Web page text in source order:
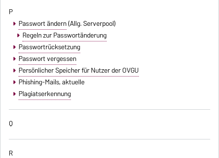
P
Passwort ändern(Allg. Serverpool)
Regeln zur Passwortänderung
Passwortrücksetzung
Passwort vergessen
Persönlicher Speicher für Nutzer der OVGU
Phishing-Mails, aktuelle
Plagiatserkennung
Q
R